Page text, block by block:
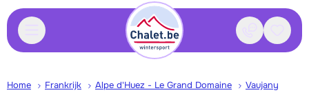
Contact
Home Frankrijk Alpe d'Huez - Le Grand Domaine Vaujany